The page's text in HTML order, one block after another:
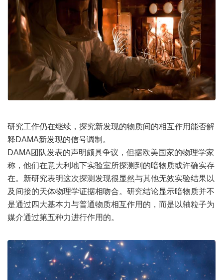
研究工作仍在继续，探究新发现的物质间的相互作用能否解
释DAMA新发现的信号调制。
DAMA团队发表的声明颇具争议，但据欧美国家的物理学家
称，他们在意大利地下实验室所探测到的暗物质或许确实存
在。新研究表明这次探测发现很显然与其他无效实验结果以
及间接的天体物理学证据相吻合。研究结论显示暗物质并不
是通过四大基本力与普通物质相互作用的，而是以轴粒子为
媒介通过第五种力进行作用的。